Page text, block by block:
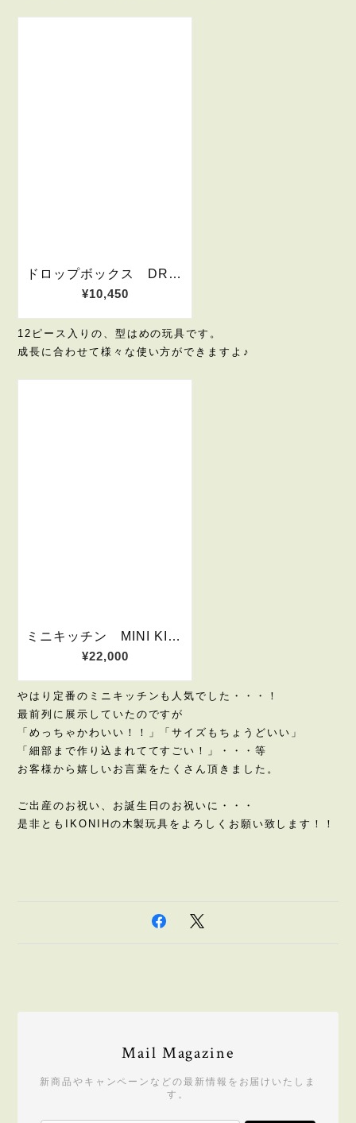
12ピース入りの、型はめの玩具です。
成長に合わせて様々な使い方ができますよ♪
やはり定番のミニキッチンも人気でした・・・！
最前列に展示していたのですが
「めっちゃかわいい！！」「サイズもちょうどいい」
「細部まで作り込まれててすごい！」・・・等
お客様から嬉しいお言葉をたくさん頂きました。
ご出産のお祝い、お誕生日のお祝いに・・・
是非ともIKONIHの木製玩具をよろしくお願い致します！！
Mail Magazine
新商品やキャンペーンなどの最新情報をお届けいたしま
す。